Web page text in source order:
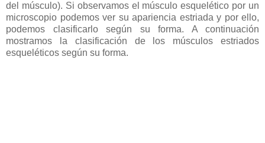
del músculo). Si observamos el músculo esquelético por un
microscopio podemos ver su apariencia estriada y por ello,
podemos clasificarlo según su forma. A continuación
mostramos la clasificación de los músculos estriados
esqueléticos según su forma.